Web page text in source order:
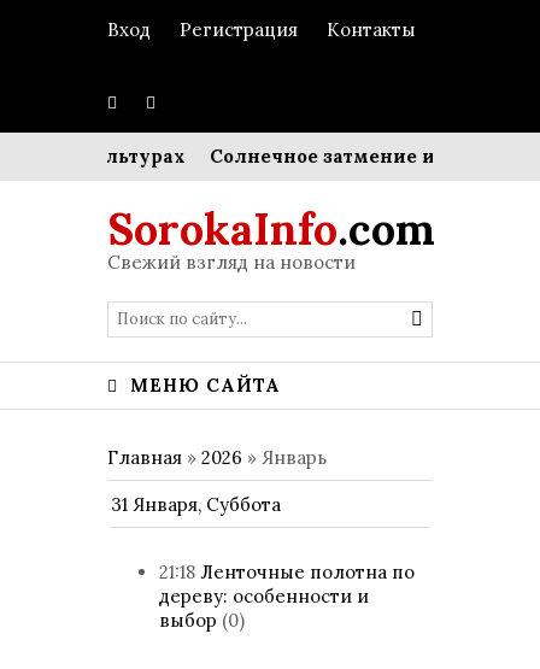
Вход Регистрация Контакты
культурах Солнечное затмение и энергетика
SorokaInfo.com
Свежий взгляд на новости
МЕНЮ САЙТА
Главная » 2026 » Январь
31 Января, Суббота
21:18 Ленточные полотна по
дереву: особенности и
выбор (0)